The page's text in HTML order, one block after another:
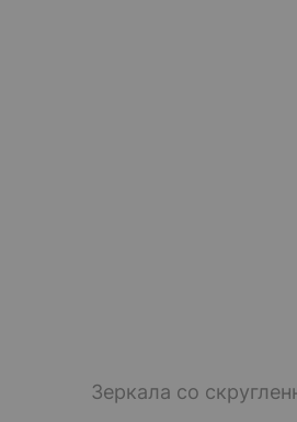
Зеркала со